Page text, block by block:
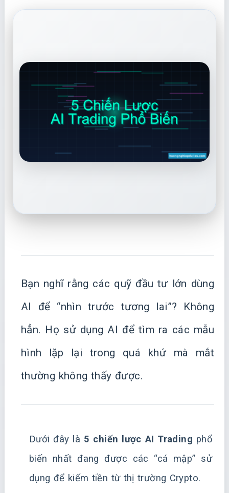
Bạn nghĩ rằng các quỹ đầu tư lớn dùng
AI để “nhìn trước tương lai”? Không
hẳn. Họ sử dụng AI để tìm ra các mẫu
hình lặp lại trong quá khứ mà mắt
thường không thấy được.
Dưới đây là 5 chiến lược AI Trading phổ
biến nhất đang được các “cá mập” sử
dụng để kiếm tiền từ thị trường Crypto.